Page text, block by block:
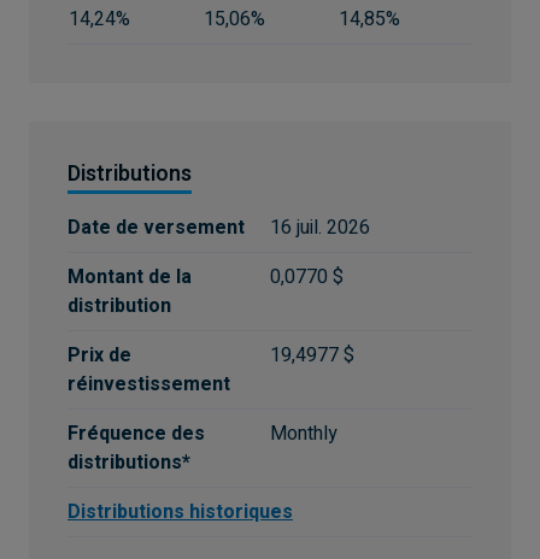
14,24%
15,06% 14,85%
Distributions
Date de versement
16 juil. 2026
Montant de la
distribution
0,0770 $
Prix de
réinvestissement
19,4977 $
Fréquence des
distributions*
Monthly
Distributions historiques